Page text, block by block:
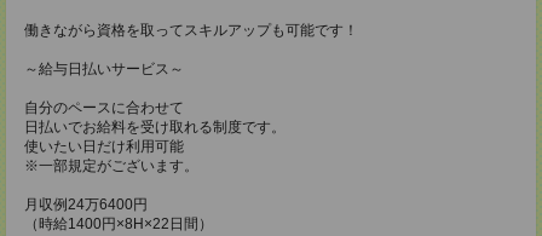
働きながら資格を取ってスキルアップも可能です！
～給与日払いサービス～
自分のペースに合わせて
日払いでお給料を受け取れる制度です。
使いたい日だけ利用可能
※一部規定がございます。
月収例24万6400円
（時給1400円×8H×22日間）